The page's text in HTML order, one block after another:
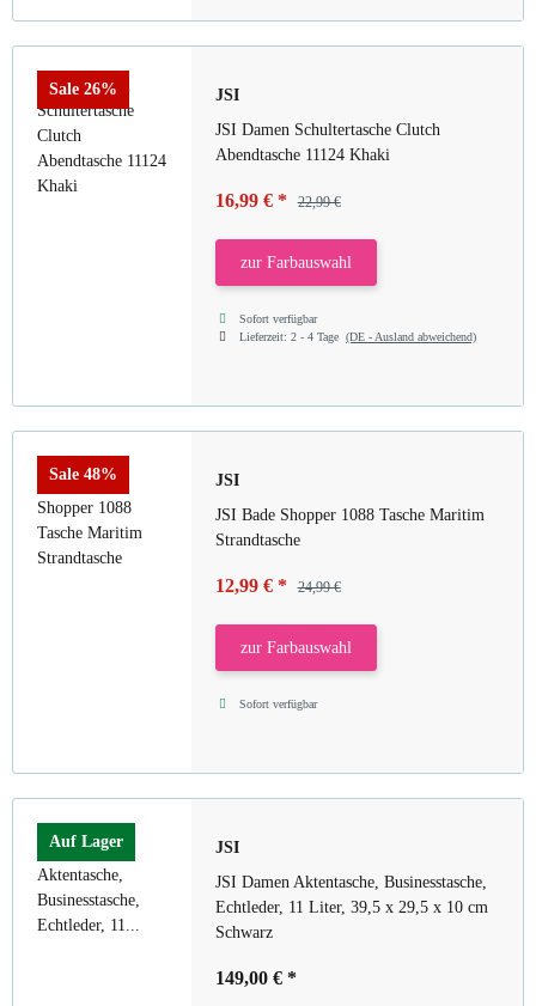
Sale 26%
JSI
JSI Damen Schultertasche Clutch
Abendtasche 11124 Khaki
16,99 € * 22,99 €
zur Farbauswahl
Sofort verfügbar
Lieferzeit:2 - 4 Tage(DE - Ausland abweichend)
Sale 48%
JSI
JSI Bade Shopper 1088 Tasche Maritim
Strandtasche
12,99 € * 24,99 €
zur Farbauswahl
Sofort verfügbar
Auf Lager
JSI
JSI Damen Aktentasche, Businesstasche,
Echtleder, 11 Liter, 39,5 x 29,5 x 10 cm
Schwarz
149,00 € *